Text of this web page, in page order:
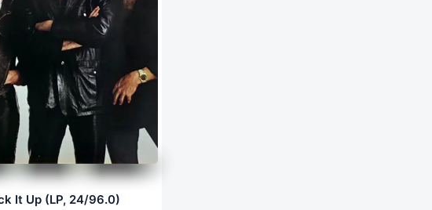
It Up (LP, 24/96.0)